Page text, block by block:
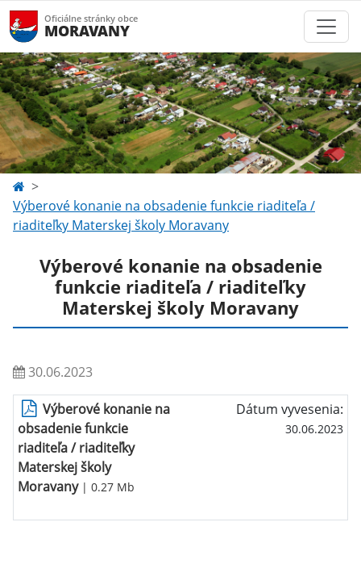
Oficiálne stránky obce
MORAVANY
Výberové konanie na obsadenie funkcie riaditeľa /
riaditeľky Materskej školy Moravany
Výberové konanie na obsadenie
funkcie riaditeľa / riaditeľky
Materskej školy Moravany
30.06.2023
Výberové konanie na
obsadenie funkcie
riaditeľa / riaditeľky
Materskej školy
Moravany| 0.27 Mb
Dátum vyvesenia:
30.06.2023